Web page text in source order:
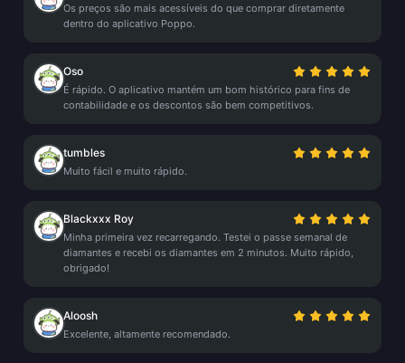
Os preços são mais acessíveis do que comprar diretamente
dentro do aplicativo Poppo.
Oso
É rápido. O aplicativo mantém um bom histórico para fins de
contabilidade e os descontos são bem competitivos.
tumbles
Muito fácil e muito rápido.
Blackxxx Roy
Minha primeira vez recarregando. Testei o passe semanal de
diamantes e recebi os diamantes em 2 minutos. Muito rápido,
obrigado!
Aloosh
Excelente, altamente recomendado.